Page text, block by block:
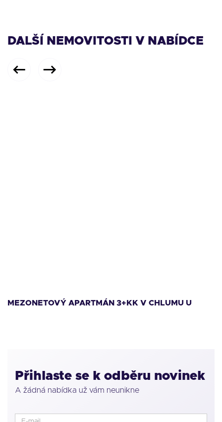
DALŠÍ NEMOVITOSTI V NABÍDCE
MEZONETOVÝ APARTMÁN 3+KK V CHLUMU U
Přihlaste se k odběru novinek
A žádná nabídka už vám neunikne